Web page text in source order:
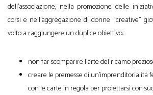
dell’associazione, nella promozione delle
corsi e nell’aggregazione di donne “creative”
volto a raggiungere un duplice obiettivo:
non far scomparire l’arte del ricamo
creare le premesse di un’imprenditorialità
con le carte in regola per proiettarsi con